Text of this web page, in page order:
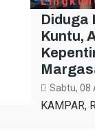
Diduga
Kuntu,
Sabtu, 08
KAMPAR,